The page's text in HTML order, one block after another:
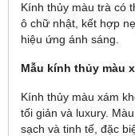
Kính thủy màu trà có
ô chữ nhật, kết hợp
hiệu ứng ánh sáng.
Mẫu kính thủy màu
Kính thủy màu xám
tối giản và luxury.
sạch và tinh tế, đặc